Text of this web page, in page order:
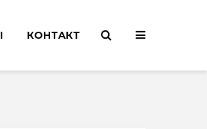
КОНТАКТ